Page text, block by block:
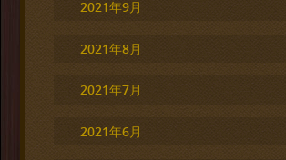
2021年9月
2021年8月
2021年7月
2021年6月